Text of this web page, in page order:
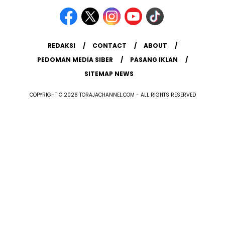
REDAKSI CONTACT
ABOUT
PEDOMAN MEDIA SIBER
PASANG IKLAN
SITEMAP NEWS
COPYRIGHT © 2026 TORAJACHANNEL.COM - ALL RIGHTS RESERVED